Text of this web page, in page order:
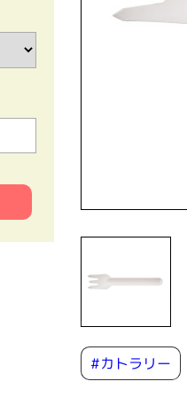
#カトラリー